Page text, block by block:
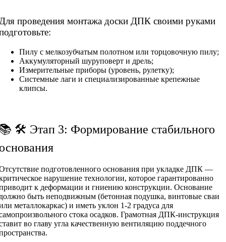
проведения монтажа доски ДПК своими руками
Пилу с мелкозубчатым полотном или торцовочную пилу;
Аккумуляторный шуруповерт и дрель;
Измерительные приборы (уровень, рулетку);
Системные лаги и специализированные крепежные
клипсы.
🛠 Этап 3: Формирование стабильного
подготовленного основания при укладке ДПК —
нарушение технологии, которое гарантированно
к деформации и гниению конструкции. Основание
быть неподвижным (бетонная подушка, винтовые сваи
металлокаркас) и иметь уклон 1-2 градуса для
стока осадков. Грамотная ДПК-инструкция
во главу угла качественную вентиляцию поддечного